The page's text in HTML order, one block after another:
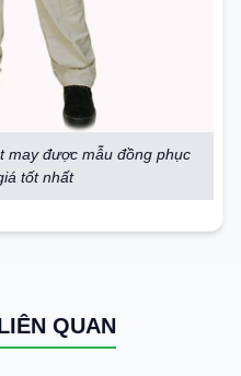
may được mẫu đồng phục
tốt nhất
QUAN